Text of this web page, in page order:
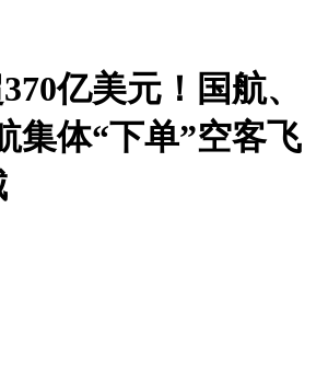
亿美元！国航、
集体“下单”空客飞